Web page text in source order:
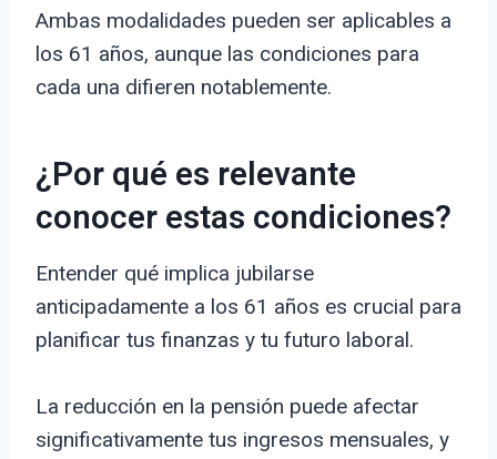
Ambas modalidades pueden ser aplicables a
los 61 años, aunque las condiciones para
cada una difieren notablemente.
¿Por qué es relevante
conocer estas condiciones?
Entender qué implica jubilarse
anticipadamente a los 61 años es crucial para
planificar tus finanzas y tu futuro laboral.
La reducción en la pensión puede afectar
significativamente tus ingresos mensuales, y